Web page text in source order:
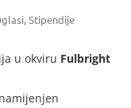
,Stipendije
u okviru Fulbright